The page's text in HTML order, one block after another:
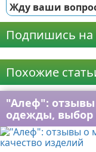
Жду ваши
Подпишись на
Похожие
"Алеф":
одежды, выбор